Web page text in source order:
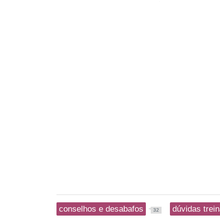
conselhos e desabafos 32 dúvidas